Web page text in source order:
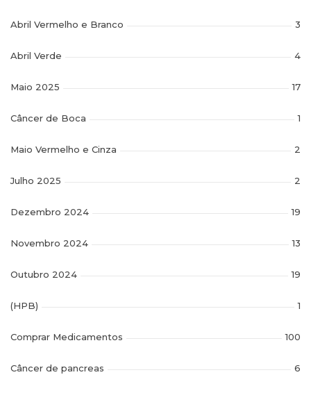
Abril Vermelho e Branco 3
Abril Verde 4
Maio 2025 17
Câncer de Boca 1
Maio Vermelho e Cinza 2
Julho 2025 2
Dezembro 2024 19
Novembro 2024 13
Outubro 2024 19
(HPB) 1
Comprar Medicamentos 100
Câncer de pancreas 6